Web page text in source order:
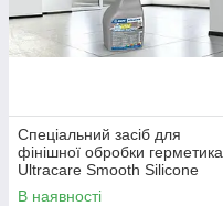
Спеціальний засіб для
фінішної обробки герметика
Ultracare Smooth Silicone
Spray/0.75lt
В наявності